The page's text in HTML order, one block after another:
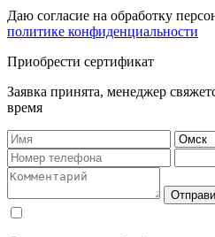
Даю согласие на обработку
политике конфиденциальности
Приобрести сертификат
Заявка принята, менеджер
время